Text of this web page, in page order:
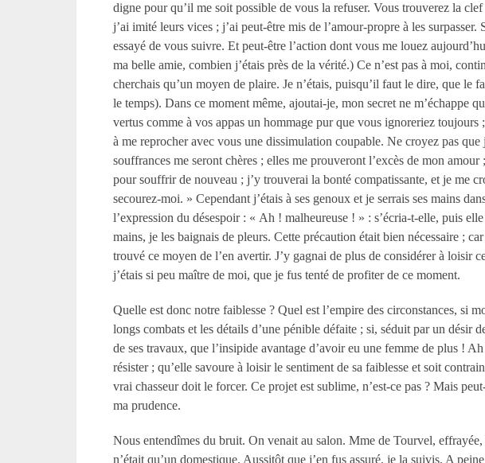
digne pour qu’il me soit possible de vous la refuser. Vous trouverez la
j’ai imité leurs vices ; j’ai peut-être mis de l’amour-propre à les
essayé de vous suivre. Et peut-être l’action dont vous me louez
ma belle amie, combien j’étais près de la vérité.) Ce n’est pas à moi,
cherchais qu’un moyen de plaire. Je n’étais, puisqu’il faut le dire, que
le temps). Dans ce moment même, ajoutai-je, mon secret ne m’échappe
vertus comme à vos appas un hommage pur que vous ignoreriez
à me reprocher avec vous une dissimulation coupable. Ne croyez pas
souffrances me seront chères ; elles me prouveront l’excès de mon
pour souffrir de nouveau ; j’y trouverai la bonté compatissante, et je me
secourez-moi. » Cependant j’étais à ses genoux et je serrais ses mains
l’expression du désespoir : « Ah ! malheureuse ! » : s’écria-t-elle, puis
mains, je les baignais de pleurs. Cette précaution était bien nécessaire ;
trouvé ce moyen de l’en avertir. J’y gagnai de plus de considérer à loisir
j’étais si peu maître de moi, que je fus tenté de profiter de ce moment.
Quelle est donc notre faiblesse ? Quel est l’empire des circonstances, si
longs combats et les détails d’une pénible défaite ; si, séduit par un désir
de ses travaux, que l’insipide avantage d’avoir eu une femme de plus !
résister ; qu’elle savoure à loisir le sentiment de sa faiblesse et soit
vrai chasseur doit le forcer. Ce projet est sublime, n’est-ce pas ? Mais
ma prudence.
Nous entendîmes du bruit. On venait au salon. Mme de Tourvel,
n’était qu’un domestique. Aussitôt que j’en fus assuré, je la suivis. A